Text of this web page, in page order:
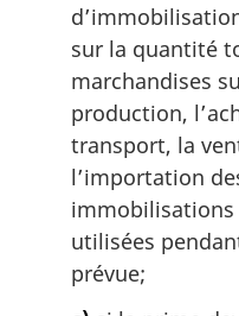
sur la quantité
marchandises
production,
transport, la
l’importation
utilisées
prévue;